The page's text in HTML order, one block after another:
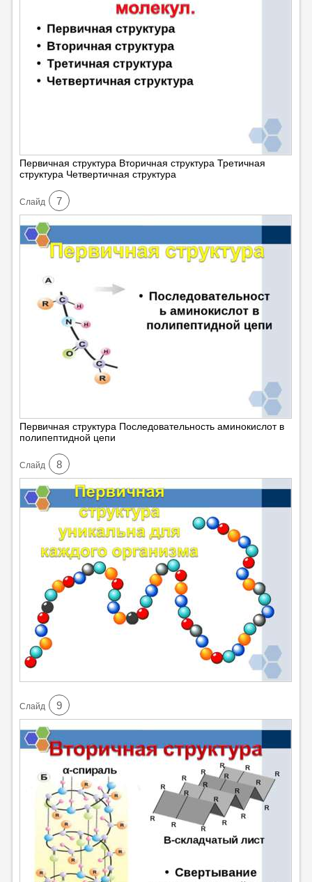
Первичная структура Вторичная структура Третичная
структура Четвертичная структура
Cлайд 7
Первичная структура Последовательность аминокислот в
полипептидной цепи
Cлайд 8
Cлайд 9